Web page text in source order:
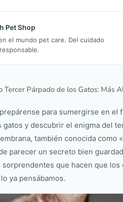
Pet Shop
el mundo pet care. Del cuidado
Tercer Párpado de los Gatos: Más
para sumergirse en el
gatos y descubrir el enigma del
también conocida como
parecer un secreto bien
que hacen que los
ya pensábamos.